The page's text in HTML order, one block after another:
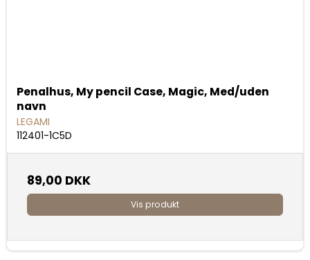
Penalhus, My pencil Case, Magic, Med/uden
navn
LEGAMI
112401-1C5D
89,00 DKK
Vis produkt